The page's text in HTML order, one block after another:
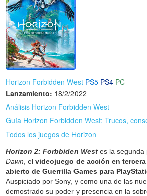
Horizon Forbidden West PS5 PS4 PC
Lanzamiento: 18/2/2022
Análisis Horizon Forbidden West
Guía Horizon Forbidden West: Trucos,
Todos los juegos de Horizon
Horizon 2: Forbbiden West es la
Dawn , elvideojuego de acción en
abierto de Guerrilla Games para
Auspiciado por Sony, y como una de las
demostrado su poder y presencia en la